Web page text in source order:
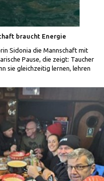
braucht Energie
Sidonia die Mannschaft mit
Pause, die zeigt: Taucher
sie gleichzeitig lernen, lehren